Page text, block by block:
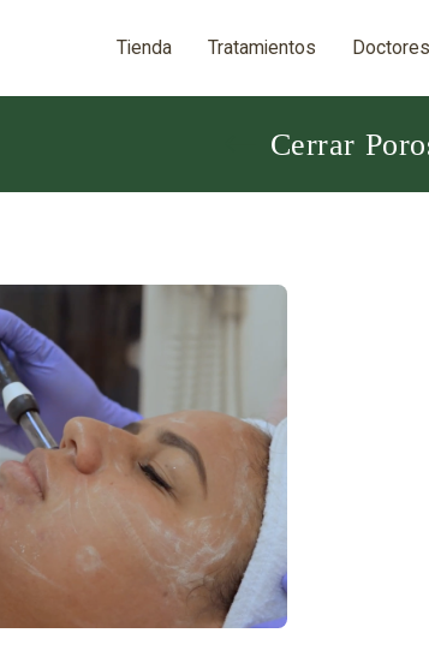
Tienda Tratamientos Doctores
Cerrar